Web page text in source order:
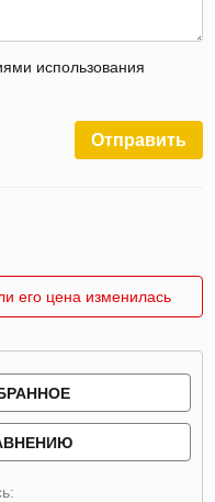
использования
Отправить
его цена изменилась